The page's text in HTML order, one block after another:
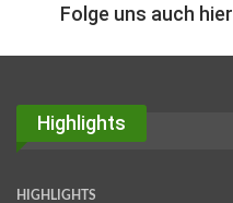
Folge uns auch hier
Highlights
HIGHLIGHTS